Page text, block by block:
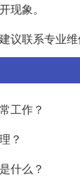
现象。
议联系专业
工作？
？
什么？